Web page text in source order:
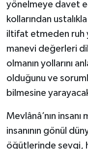
yönelmeye davet
kollarından
iltifat etmeden ruh
manevi değerleri
olmanın yollarını
olduğunu ve
bilmesine
Mevlânâ’nın
insanının gönül
öğütlerinde sevgi,
Kayseri
Kilis Müftülüğü
Kırıkkale
Kırklareli
Kırşehir
Kocaeli